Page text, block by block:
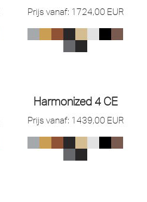
Prijs vanaf: 1724,00 EUR
Harmonized 4 CE
Prijs vanaf: 1439,00 EUR